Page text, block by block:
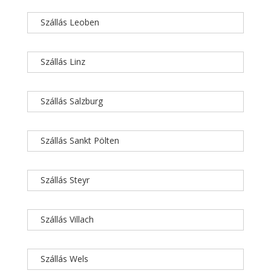
Szállás Leoben
Szállás Linz
Szállás Salzburg
Szállás Sankt Pölten
Szállás Steyr
Szállás Villach
Szállás Wels